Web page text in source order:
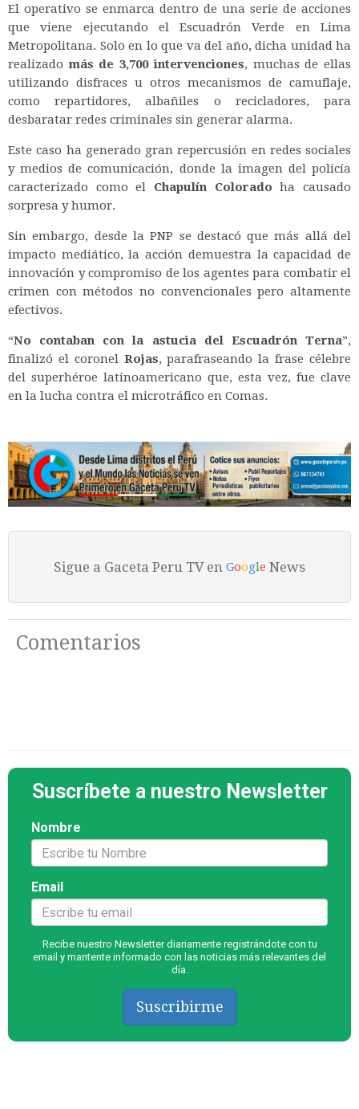
El operativo se enmarca dentro de una serie de acciones
que viene ejecutando el Escuadrón Verde en Lima
Metropolitana. Solo en lo que va del año, dicha unidad ha
realizadomás de 3,700 intervenciones, muchas de ellas
utilizando disfraces u otros mecanismos de camuflaje,
como repartidores, albañiles o recicladores, para
desbaratar redes criminales sin generar alarma.
Este caso ha generado gran repercusión en redes sociales
y medios de comunicación, donde la imagen del policía
caracterizado como el Chapulín Colorado ha causado
sorpresa y humor.
Sin embargo, desde la PNP se destacó que más allá del
impacto mediático, la acción demuestra la capacidad de
innovación y compromiso de los agentes para combatir el
crimen con métodos no convencionales pero altamente
efectivos.
“No contaban con la astucia del Escuadrón Terna”,
finalizó el coronel Rojas, parafraseando la frase célebre
del superhéroe latinoamericano que, esta vez, fue clave
en la lucha contra el microtráfico en Comas.
Sigue a Gaceta Peru TV en Google News
Comentarios
Suscríbete a nuestro Newsletter
Nombre
Email
Recibe nuestro Newsletter diariamente registrándote con tu
email y mantente informado con las noticias más relevantes del
día.
Suscribirme